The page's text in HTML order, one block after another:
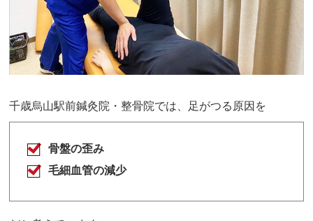
千歳烏山駅前鍼灸院・整骨院では、足がつる原因を
骨盤の歪み
毛細血管の減少